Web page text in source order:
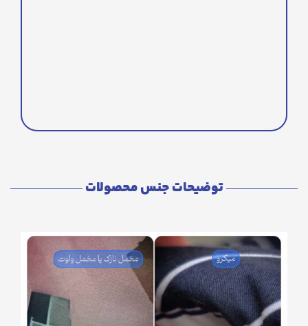
توضیحات جنس محصولات